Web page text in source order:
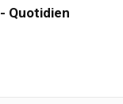
Quotidien